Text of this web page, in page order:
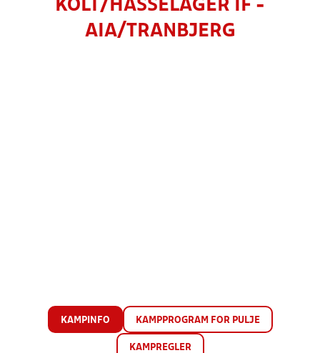
KOLT/HASSELAGER IF -
AIA/TRANBJERG
KAMPINFO KAMPPROGRAM FOR PULJE
KAMPREGLER